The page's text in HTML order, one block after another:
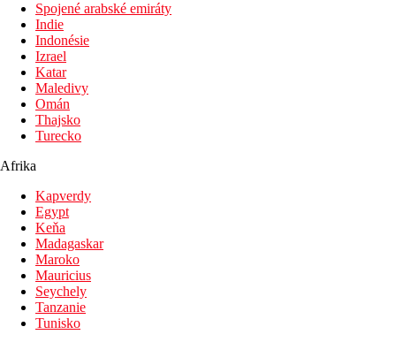
Spojené arabské emiráty
Indie
Indonésie
Izrael
Katar
Maledivy
Omán
Thajsko
Turecko
Afrika
Kapverdy
Egypt
Keňa
Madagaskar
Maroko
Mauricius
Seychely
Tanzanie
Tunisko